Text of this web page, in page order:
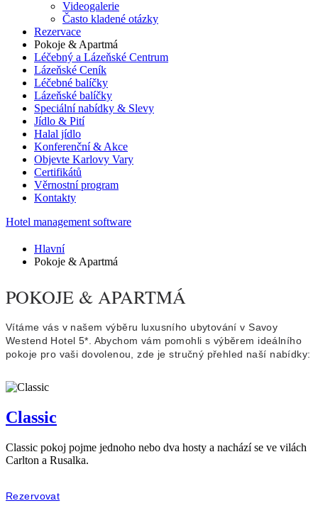
Videogalerie
Často kladené otázky
Rezervace
Pokoje & Apartmá
Léčebný a Lázeňské Centrum
Lázeňské Ceník
Léčebné balíčky
Lázeňské balíčky
Speciální nabídky & Slevy
Jídlo & Pití
Halal jídlo
Konferenční & Akce
Objevte Karlovy Vary
Certifikátů
Věrnostní program
Kontakty
Hotel management software
Hlavní
Pokoje & Apartmá
POKOJE & APARTMÁ
Vítáme vás v našem výběru luxusního ubytování v Savoy
Westend Hotel 5*. Abychom vám pomohli s výběrem ideálního
pokoje pro vaši dovolenou, zde je stručný přehled naší nabídky:
Classic
Classic pokoj pojme jednoho nebo dva hosty a nachází se ve vilách
Carlton a Rusalka.
Rezervovat